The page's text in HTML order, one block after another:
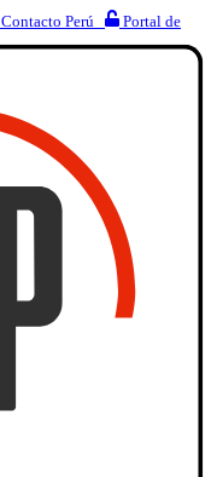
Contacto Perú
Portal de